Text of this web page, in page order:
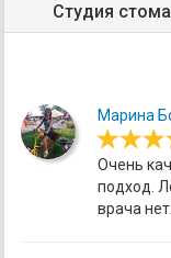
Студия
Марина
Очень
подход.
врача